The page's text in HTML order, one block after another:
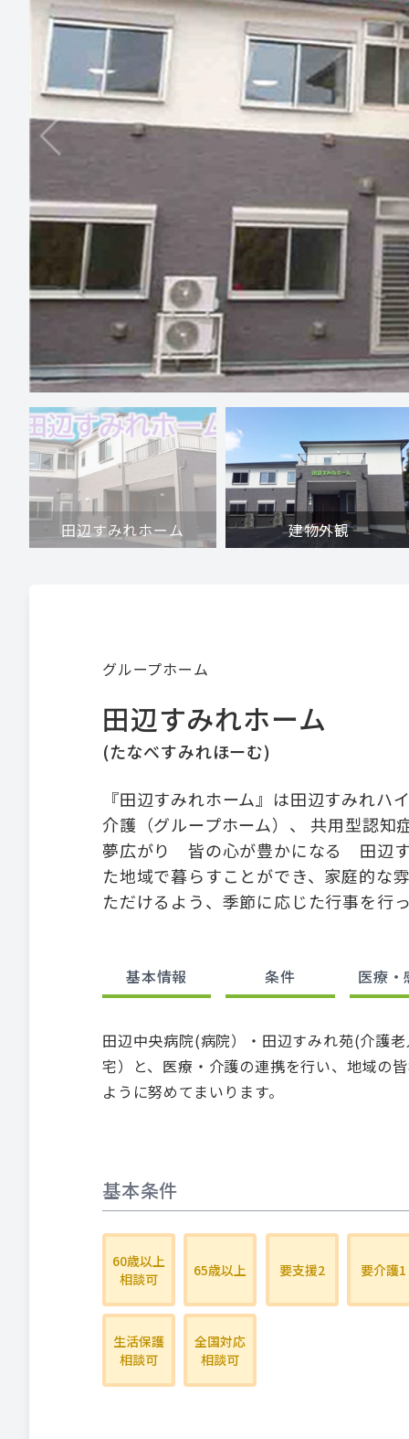
田辺すみれホーム 建物外観
グループホーム
田辺すみれホーム
(たなべすみれほーむ)
『田辺すみれホーム』は田辺すみれ
介護（グループホーム）、 共用型認知
夢広がり 皆の心が豊かになる 田辺す
た地域で暮らすことができ、家庭的な
ただけるよう、季節に応じた行事を行
基本情報 条件 医療・
田辺中央病院(病院）・田辺すみれ苑(介護
宅）と、医療・介護の連携を行い、地域の
ように努めてまいります。
基本条件
60歳以上
相談可
65歳以上 要支援2 要介護1
生活保護
相談可
全国対応
相談可